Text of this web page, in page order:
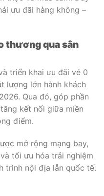
ưu đãi hàng không –
thương qua sân
triển khai ưu đãi vé 0
lượng lớn hành khách
Qua đó, góp phần
kết nối giữa miền
điểm.
mở rộng mạng bay,
tối ưu hóa trải nghiệm
trình nội địa lẫn quốc tế.